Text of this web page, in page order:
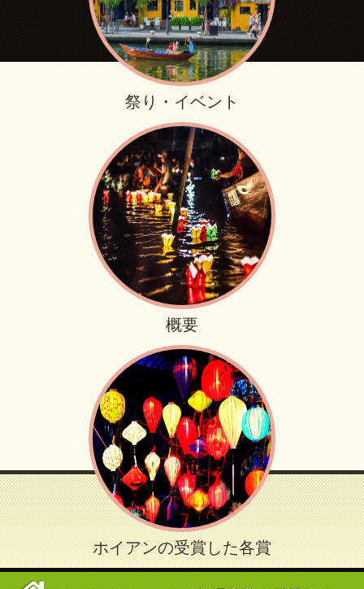
祭り・イベント
概要
ホイアンの受賞した各賞